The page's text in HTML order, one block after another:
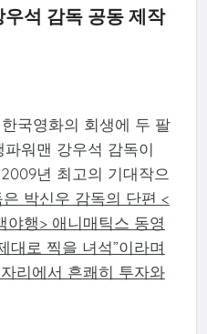
석 감독 공동 제작
국영화의 회생에 두 팔
워맨 강우석 감독이
년 최고의 기대작으
박신우 감독의 단편 <
야행> 애니매틱스 동영
대로 찍을 녀석”이라며
리에서 흔쾌히 투자와